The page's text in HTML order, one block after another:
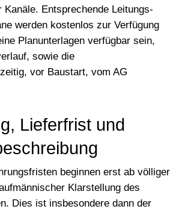
Kanäle. Entsprechende Leitungs-
werden kostenlos zur Verfügung
Planunterlagen verfügbar sein,
sowie die
vor Baustart, vom AG
Lieferfrist und
beginnen erst ab völliger
Klarstellung des
Dies ist insbesondere dann der